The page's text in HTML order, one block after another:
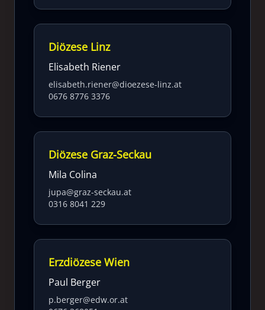
Diözese Linz
Elisabeth Riener
elisabeth.riener@dioezese-linz.at
0676 8776 3376
Diözese Graz-Seckau
Mila Colina
jupa@graz-seckau.at
0316 8041 229
Erzdiözese Wien
Paul Berger
p.berger@edw.or.at